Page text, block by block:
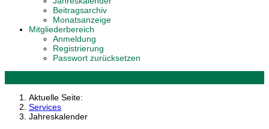
Beitragsarchiv
Monatsanzeige
Mitgliederbereich
Anmeldung
Registrierung
Passwort zurücksetzen
Aktuelle Seite:
Services
Jahreskalender